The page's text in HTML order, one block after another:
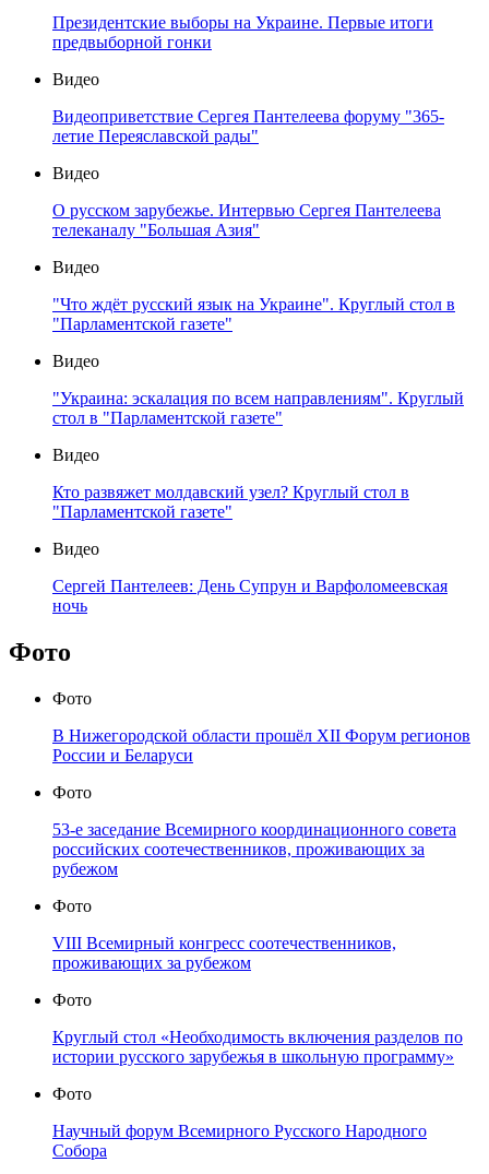
Президентские выборы на Украине. Первые итоги
предвыборной гонки
Видео
Видеоприветствие Сергея Пантелеева форуму "365-
летие Переяславской рады"
Видео
О русском зарубежье. Интервью Сергея Пантелеева
телеканалу "Большая Азия"
Видео
"Что ждёт русский язык на Украине". Круглый стол в
"Парламентской газете"
Видео
"Украина: эскалация по всем направлениям". Круглый
стол в "Парламентской газете"
Видео
Кто развяжет молдавский узел? Круглый стол в
"Парламентской газете"
Видео
Сергей Пантелеев: День Супрун и Варфоломеевская
ночь
Фото
Фото
В Нижегородской области прошёл XII Форум регионов
России и Беларуси
Фото
53-е заседание Всемирного координационного совета
российских соотечественников, проживающих за
рубежом
Фото
VIII Всемирный конгресс соотечественников,
проживающих за рубежом
Фото
Круглый стол «Необходимость включения разделов по
истории русского зарубежья в школьную программу»
Фото
Научный форум Всемирного Русского Народного
Собора